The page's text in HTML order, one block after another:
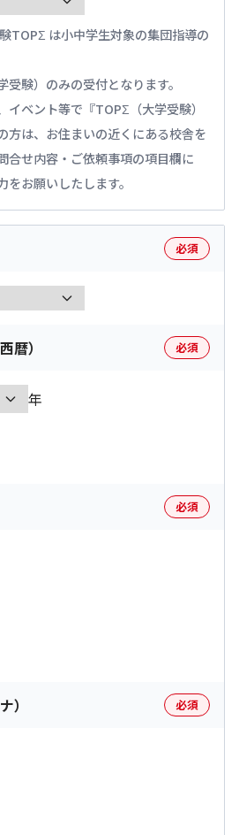
TOPΣ は小中学生対象の集団指導の
受験）のみの受付となります。
イベント等で『TOPΣ（大学受験）
方は、お住まいの近くにある校舎を
合せ内容・ご依頼事項の項目欄に
をお願いしたします。
必須
暦） 必須
年
必須
） 必須